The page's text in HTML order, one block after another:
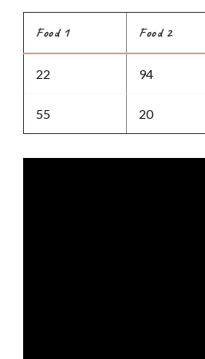
Food 1 Food 2
22 94
55 20